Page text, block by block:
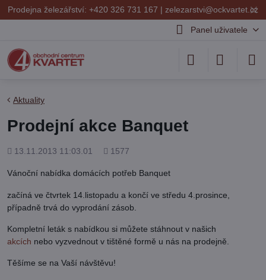
✕
Prodejna železářství: +420 326 731 167 | zelezarstvi@ockvartet.cz
Panel uživatele
Aktuality
Prodejní akce Banquet
Přidáno
13.11.2013 11:03.01
Počet
1577
Vánoční nabídka domácích potřeb Banquet
začíná ve čtvrtek 14.listopadu a končí ve středu 4.prosince,
případně trvá do vyprodání zásob.
Kompletní leták s nabídkou si můžete stáhnout v našich
akcích nebo vyzvednout v tištěné formě u nás na prodejně.
Těšíme se na Vaší návštěvu!